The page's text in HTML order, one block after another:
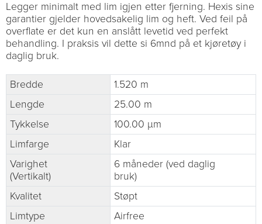
Legger minimalt med lim igjen etter fjerning. Hexis sine
garantier gjelder hovedsakelig lim og heft. Ved feil på
overflate er det kun en anslått levetid ved perfekt
behandling. I praksis vil dette si 6mnd på et kjøretøy i
daglig bruk.
Bredde
1.520 m
Lengde
25.00 m
Tykkelse
100.00 µm
Limfarge
Klar
Varighet
(Vertikalt)
6 måneder (ved daglig
bruk)
Kvalitet
Støpt
Limtype
Airfree